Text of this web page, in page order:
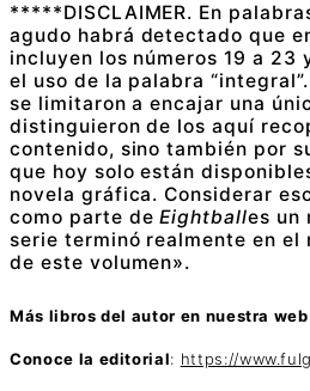
*****DISCLAIMER. En
agudo habrá detectado que
incluyen los números 19 a 23
el uso de la palabra
se limitaron a encajar una
distinguieron de los aquí
contenido, sino también por
que hoy solo están
novela gráfica. Considerar
como parte deEightballes un
serie terminó realmente en el
de este volumen».
Más libros del autor en nuestra
Conoce la editorial: https://